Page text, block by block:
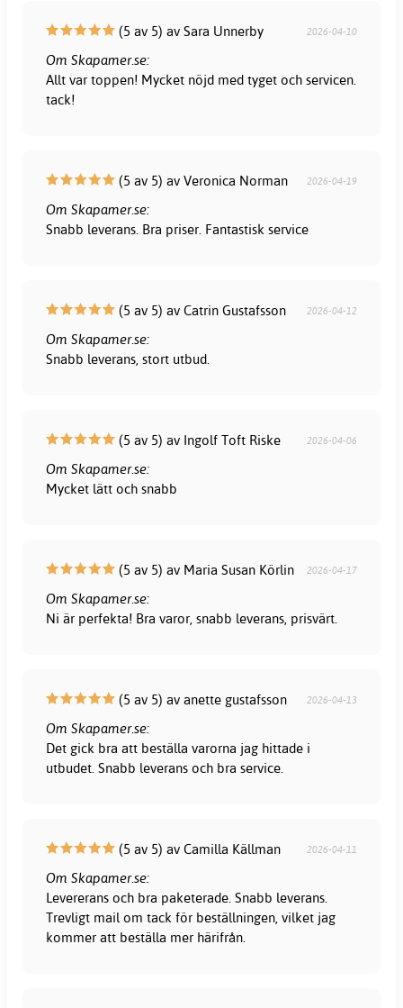
(5 av 5) av Sara Unnerby 2026-04-10
Om Skapamer.se:
Allt var toppen! Mycket nöjd med tyget och servicen.
tack!
(5 av 5) av Veronica Norman 2026-04-19
Om Skapamer.se:
Snabb leverans. Bra priser. Fantastisk service
(5 av 5) av Catrin Gustafsson 2026-04-12
Om Skapamer.se:
Snabb leverans, stort utbud.
(5 av 5) av Ingolf Toft Riske 2026-04-06
Om Skapamer.se:
Mycket lätt och snabb
(5 av 5) av Maria Susan Körlin 2026-04-17
Om Skapamer.se:
Ni är perfekta! Bra varor, snabb leverans, prisvärt.
(5 av 5) av anette gustafsson 2026-04-13
Om Skapamer.se:
Det gick bra att beställa varorna jag hittade i
utbudet. Snabb leverans och bra service.
(5 av 5) av Camilla Källman 2026-04-11
Om Skapamer.se:
Levererans och bra paketerade. Snabb leverans.
Trevligt mail om tack för beställningen, vilket jag
kommer att beställa mer härifrån.